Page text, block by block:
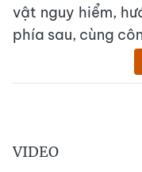
vật nguy hiểm,
phía sau, cùng
VIDEO